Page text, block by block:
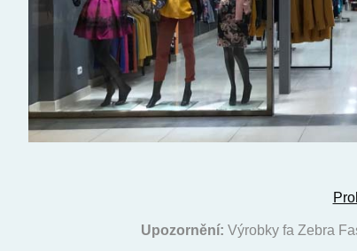
Upozornění: Výrobky fa Zebra